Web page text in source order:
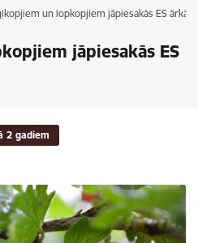
un lopkopjiem jāpiesakās ES
jāpiesakās ES
2 gadiem